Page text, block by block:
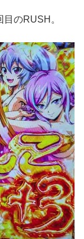
目のRUSH 。